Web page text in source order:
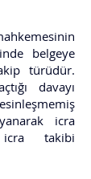
belgeye
türüdür.
davayı
icra
icra takibi